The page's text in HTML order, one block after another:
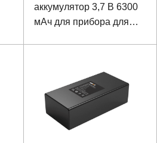
аккумулятор 3,7 В 6300
мАч для прибора для